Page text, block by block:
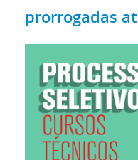
prorrogadas